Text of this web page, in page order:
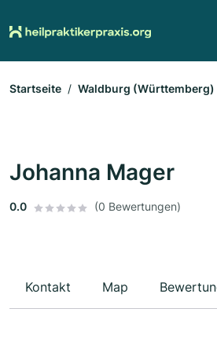
Startseite Waldburg (Württemberg)
Johanna Mager
0.0 (0 Bewertungen)
Kontakt Map